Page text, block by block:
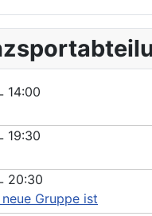
- 14:00
- 19:30
- 20:30
Gruppe ist